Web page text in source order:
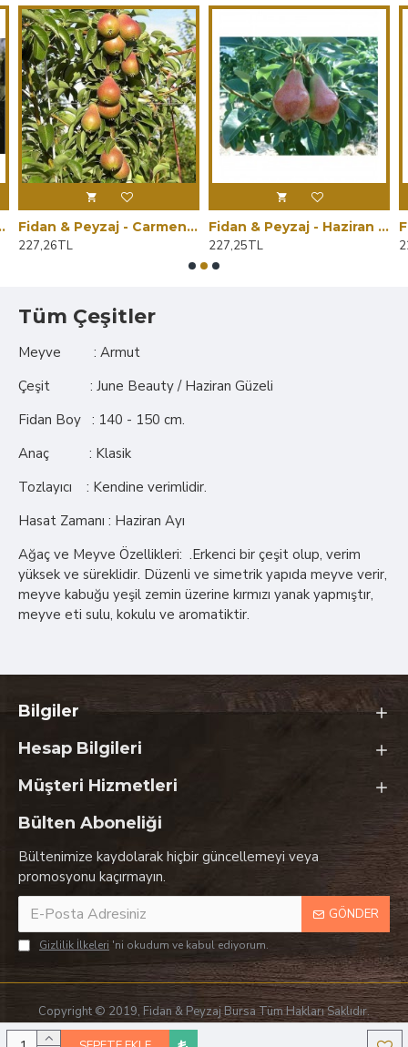
- 160 cm.)
Fidan & Peyzaj - Carmen Armut Fidanı (2 Yaş / Tüplü / Aşılı)
227,26TL
Fidan & Peyzaj - Haziran Güzeli Armut Fidanı (2 Yaş / Tüplü)
227,25TL
Tüm Çeşitler
Meyve : Armut
Çeşit : June Beauty / Haziran Güzeli
Fidan Boy : 140 - 150 cm.
Anaç : Klasik
Tozlayıcı : Kendine verimlidir.
Hasat Zamanı : Haziran Ayı
Ağaç ve Meyve Özellikleri: .Erkenci bir çeşit olup, verim
yüksek ve süreklidir. Düzenli ve simetrik yapıda meyve verir,
meyve kabuğu yeşil zemin üzerine kırmızı yanak yapmıştır,
meyve eti sulu, kokulu ve aromatiktir.
Bilgiler
Hesap Bilgileri
Müşteri Hizmetleri
Bülten Aboneliği
Bültenimize kaydolarak hiçbir güncellemeyi veya
promosyonu kaçırmayın.
GÖNDER
Gizlilik İlkeleri 'ni okudum ve kabul ediyorum.
Copyright © 2019, Fidan & Peyzaj Bursa Tüm Hakları Saklıdır.